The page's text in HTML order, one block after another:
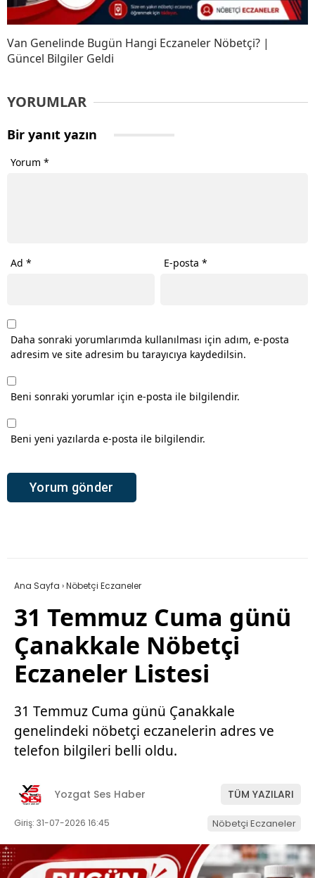
Van Genelinde Bugün Hangi Eczaneler Nöbetçi? |
Güncel Bilgiler Geldi
YORUMLAR
Bir yanıt yazın
Yorum *
Ad * E-posta*
Daha sonraki yorumlarımda kullanılması için adım, e-posta
adresim ve site adresim bu tarayıcıya kaydedilsin.
Beni sonraki yorumlar için e-posta ile bilgilendir.
Beni yeni yazılarda e-posta ile bilgilendir.
Ana Sayfa ›Nöbetçi Eczaneler
31 Temmuz Cuma günü
Çanakkale Nöbetçi
Eczaneler Listesi
31 Temmuz Cuma günü Çanakkale
genelindeki nöbetçi eczanelerin adres ve
telefon bilgileri belli oldu.
Yozgat Ses Haber TÜM YAZILARI
Giriş: 31-07-2026 16:45 Nöbetçi Eczaneler